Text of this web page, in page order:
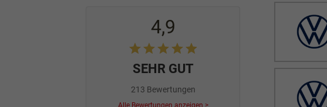
4,9
SEHR GUT
213 Bewertungen
Alle Bewertungen anzeigen >